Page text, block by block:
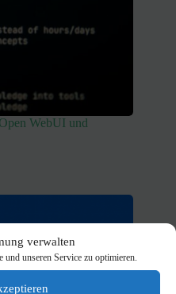
verwalten
unseren Service zu optimieren.
WebUI und